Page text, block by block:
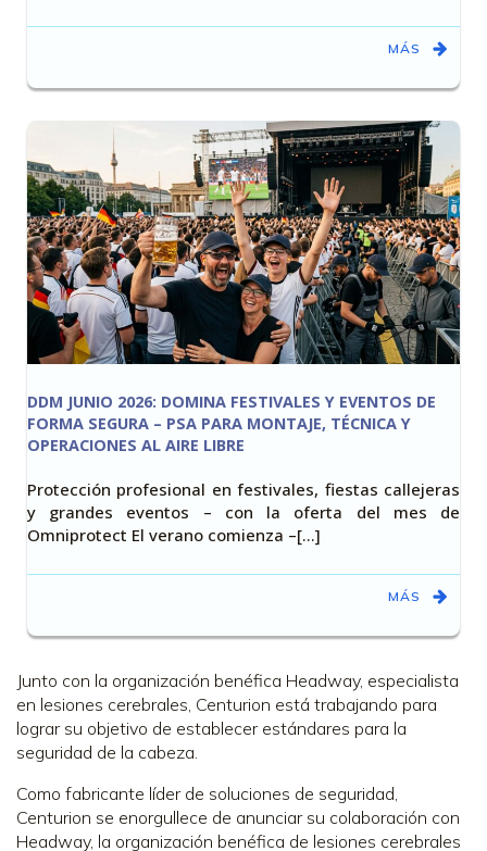
MÁS
DDM JUNIO 2026: DOMINA FESTIVALES Y EVENTOS DE
FORMA SEGURA – PSA PARA MONTAJE, TÉCNICA Y
OPERACIONES AL AIRE LIBRE
Protección profesional en festivales, fiestas callejeras
y grandes eventos – con la oferta del mes de
Omniprotect El verano comienza –[…]
MÁS
Junto con la organización benéfica Headway, especialista
en lesiones cerebrales, Centurion está trabajando para
lograr su objetivo de establecer estándares para la
seguridad de la cabeza.
Como fabricante líder de soluciones de seguridad,
Centurion se enorgullece de anunciar su colaboración con
Headway, la organización benéfica de lesiones cerebrales